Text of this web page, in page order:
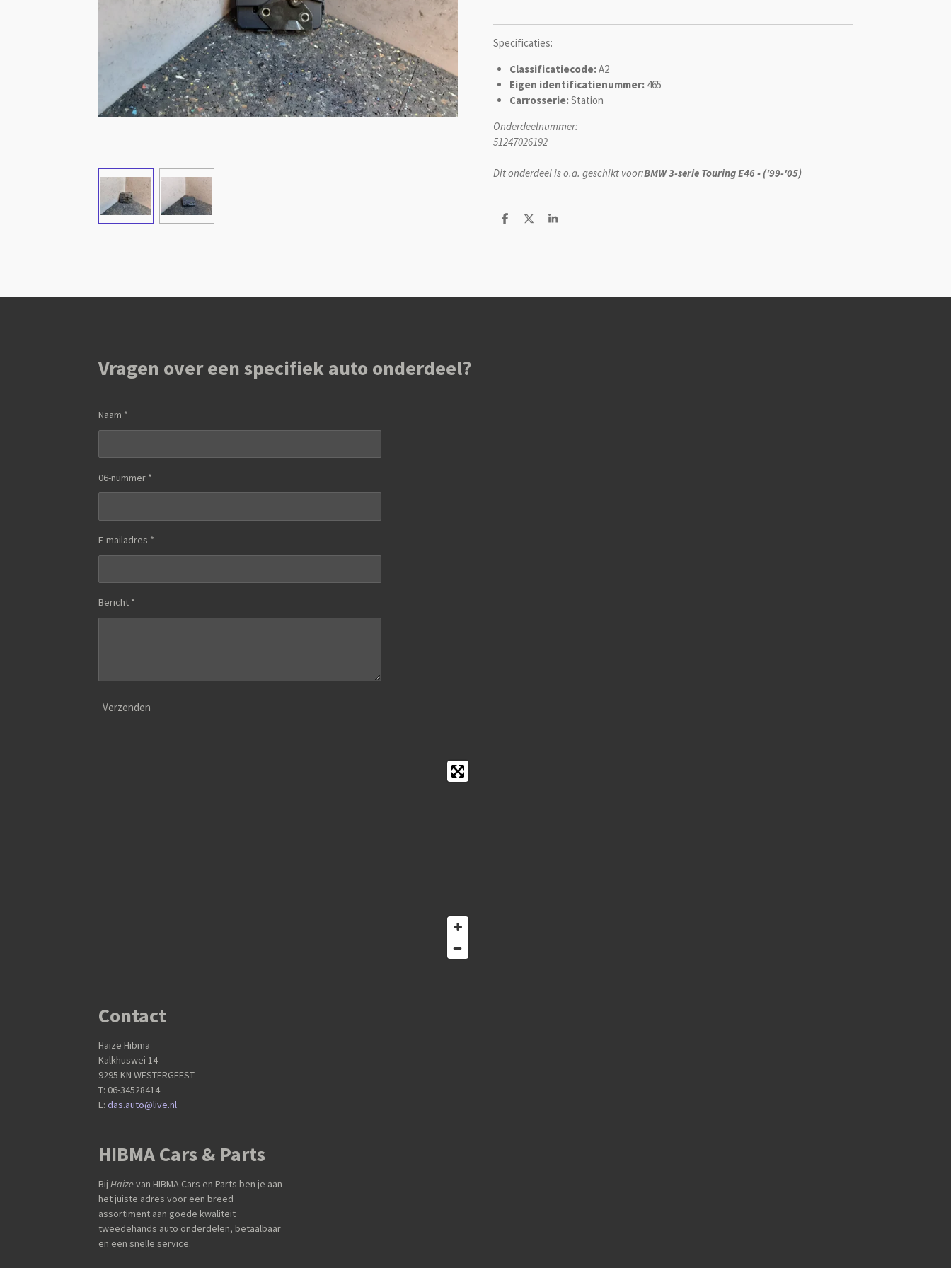
Specificaties:
Classificatiecode:A2
Eigen identificatienummer: 465
Carrosserie:Station
Onderdeelnummer:
51247026192
Dit onderdeel is o.a. geschikt voor:BMW 3-serie Touring E46 • ('99-'05)
D
D
S
Vragen over een specifiek auto onderdeel?
Naam *
06-nummer *
E-mailadres *
Bericht *
Verzenden
Contact
Haize Hibma
Kalkhuswei 14
9295 KN WESTERGEEST
T: 06-34528414
E: das.auto@live.nl
HIBMA Cars & Parts
Bij Haizevan HIBMA Cars en Parts ben je aan
het juiste adres voor een breed
assortiment aan goede kwaliteit
tweedehands auto onderdelen, betaalbaar
en een snelle service.